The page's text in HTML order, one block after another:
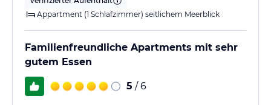
Appartment (1 Schlafzimmer) seitlichem Meerblick
Familienfreundliche Apartments mit sehr
gutem Essen
5 / 6